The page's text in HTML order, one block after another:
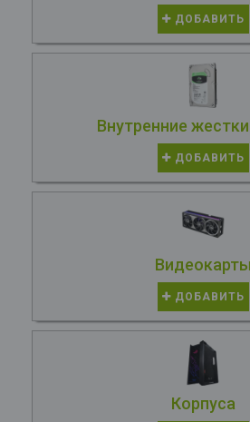
ДОБАВИТЬ
Внутренние
ДОБАВИТЬ
Видеокарты
ДОБАВИТЬ
Корпуса